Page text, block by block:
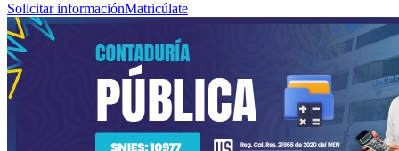
Solicitar informaciónMatricúlate